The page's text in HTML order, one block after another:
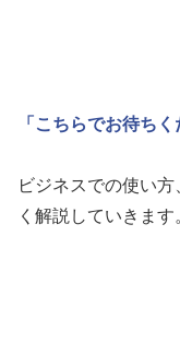
「こちらでお待ちく
ビジネスでの使い
く解説していきます